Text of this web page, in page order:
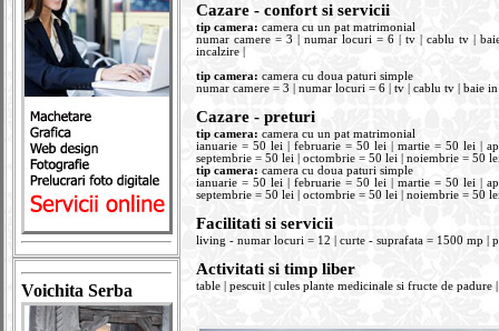
Voichita Serba
Cazare - confort si servicii
tip camera: camera cu un pat matrimonial
numar camere = 3 | numar locuri = 6 | tv | cablu tv |
incalzire |
tip camera: camera cu doua paturi simple
numar camere = 3 | numar locuri = 6 | tv | cablu tv | baie
Cazare - preturi
tip camera: camera cu un pat matrimonial
ianuarie = 50 lei | februarie = 50 lei | martie = 50 lei |
septembrie = 50 lei | octombrie = 50 lei | noiembrie = 50
tip camera: camera cu doua paturi simple
ianuarie = 50 lei | februarie = 50 lei | martie = 50 lei |
septembrie = 50 lei | octombrie = 50 lei | noiembrie = 50
Facilitati si servicii
living - numar locuri = 12 | curte - suprafata = 1500 mp |
Activitati si timp liber
table | pescuit | cules plante medicinale si fructe de padure